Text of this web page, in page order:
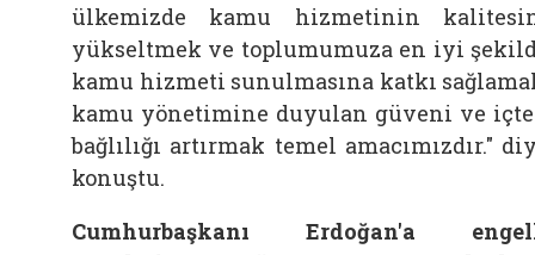
ülkemizde kamu hizmetinin
yükseltmek ve toplumumuza en iyi
kamu hizmeti sunulmasına katkı
kamu yönetimine duyulan güveni ve
bağlılığı artırmak temel amacımızdır."
konuştu.
Cumhurbaşkanı Erdoğan'a